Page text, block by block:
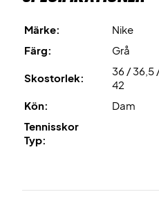
Märke:
Nike
Färg:
Grå
Skostorlek:
36 / 36,5
42
Kön:
Dam
Tennisskor
Typ: